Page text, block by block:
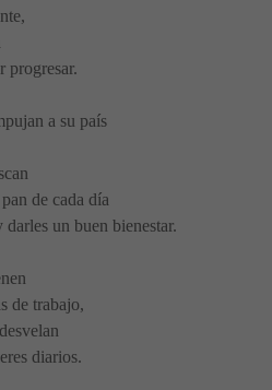
progresar.
a su país
de cada día
un buen bienestar.
de trabajo,
diarios.